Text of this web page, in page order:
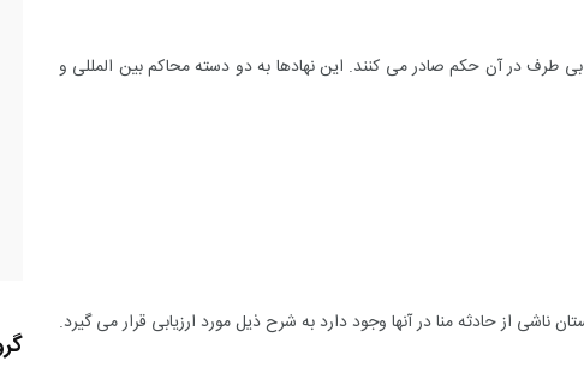
طرف در آن حکم صادر می کنند. این نهادها به دو دسته محاکم بین المللی و
از حادثه منا در آنها وجود دارد به شرح ذیل مورد ارزیابی قرار می گیرد.